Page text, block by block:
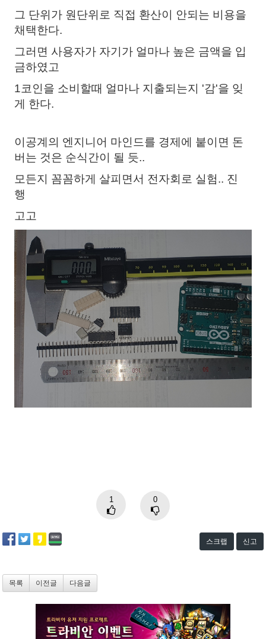
그 단위가 원단위로 직접 환산이 안되는 비용을
채택한다.
그러면 사용자가 자기가 얼마나 높은 금액을 입
금하였고
1코인을 소비할때 얼마나 지출되는지 '감'을 잊
게 한다.
이공계의 엔지니어 마인드를 경제에 붙이면 돈
버는 것은 순식간이 될 듯..
모든지 꼼꼼하게 살피면서 전자회로 실험.. 진
행
고고
1 0
스크랩 신고
목록 이전글 다음글